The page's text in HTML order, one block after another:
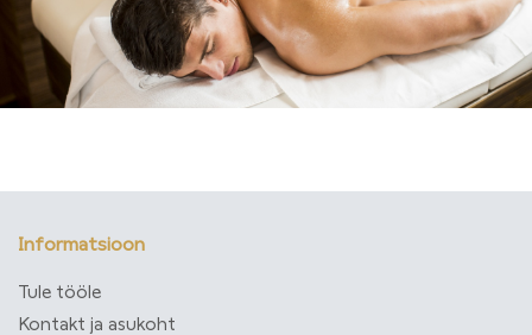
Informatsioon
Tule tööle
Kontakt ja asukoht